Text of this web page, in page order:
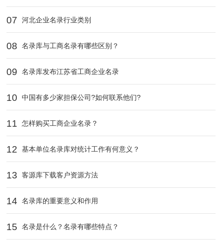
07 河北企业名录行业类别
08 名录库与工商名录有哪些区别？
09 名录库发布江苏省工商企业名录
10 中国有多少家担保公司?如何联系他们?
11 怎样购买工商企业名录？
12 基本单位名录库对统计工作有何意义？
13 客源库下载客户资源方法
14 名录库的重要意义和作用
15 名录是什么？名录有哪些特点？